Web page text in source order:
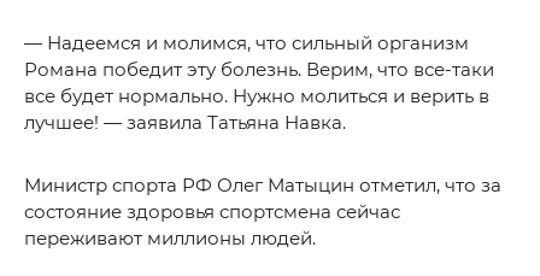
— Надеемся и молимся, что сильный организм
Романа победит эту болезнь. Верим, что все-таки
все будет нормально. Нужно молиться и верить в
лучшее! — заявила Татьяна Навка.
Министр спорта РФ Олег Матыцин отметил, что за
состояние здоровья спортсмена сейчас
переживают миллионы людей.